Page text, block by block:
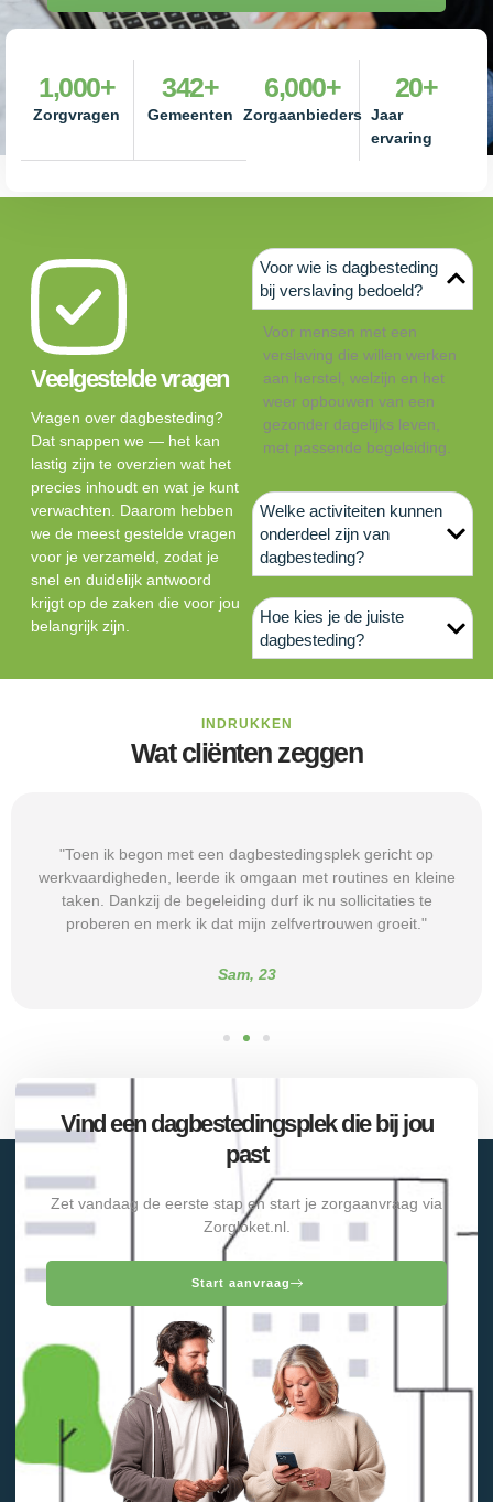
Zorgvragen
1,000+
Gemeenten
342+
Zorgaanbieders
6,000+
Jaar
ervaring
20+
Veelgestelde vragen
Vragen over dagbesteding?
Dat snappen we — het kan
lastig zijn te overzien wat het
precies inhoudt en wat je kunt
verwachten. Daarom hebben
we de meest gestelde vragen
voor je verzameld, zodat je
snel en duidelijk antwoord
krijgt op de zaken die voor jou
belangrijk zijn.
Voor wie is dagbesteding
bij verslaving bedoeld?
Voor mensen met een
verslaving die willen werken
aan herstel, welzijn en het
weer opbouwen van een
gezonder dagelijks leven,
met passende begeleiding.
Welke activiteiten kunnen
onderdeel zijn van
dagbesteding?
Hoe kies je de juiste
dagbesteding?
INDRUKKEN
Wat cliënten zeggen
"Toen ik begon met een dagbestedingsplek gericht op
werkvaardigheden, leerde ik omgaan met routines en kleine
taken. Dankzij de begeleiding durf ik nu sollicitaties te
proberen en merk ik dat mijn zelfvertrouwen groeit."
Sam, 23
Vind een dagbestedingsplek die bij jou
past
Zet vandaag de eerste stap en start je zorgaanvraag via
Zorgloket.nl.
Start aanvraag